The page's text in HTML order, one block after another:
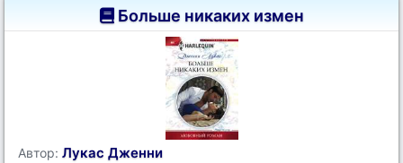
Больше никаких измен
Автор: Лукас Дженни